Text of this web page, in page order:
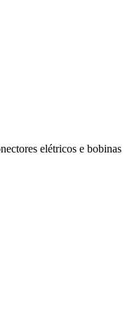
elétricos e bobinas